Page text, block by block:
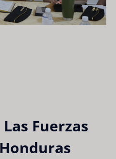
Las Fuerzas